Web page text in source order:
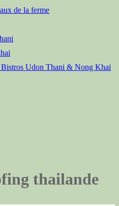
de la ferme
Bistros Udon Thani & Nong Khai
thailande